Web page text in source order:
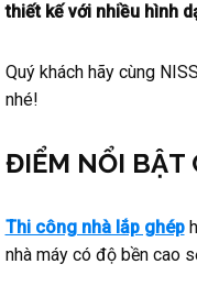
thiết kế với nhiều hình
Quý khách hãy cùng
nhé!
ĐIỂM NỔI BẬT
Thi công nhà lắp ghép
nhà máy có độ bền cao